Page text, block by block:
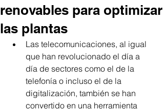
renovables para optimizar
las plantas
Las telecomunicaciones, al igual
que han revolucionado el día a
día de sectores como el de la
telefonía o incluso el de la
digitalización, también se han
convertido en una herramienta